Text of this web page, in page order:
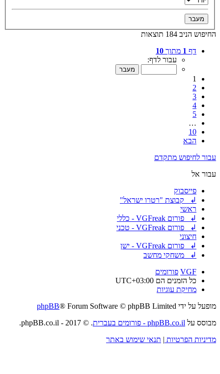
החיפוש הניב 184 תוצאות
דף 1 מתוך 10
עבור לדף:
1
2
3
4
5
…
10
הבא
עבור לחיפוש מתקדם
עבור אל
פייסבוק
↲ קבוצת "רטרו ישראל"
ראשי
↲ פורום VGFreak - כללי
↲ פורום VGFreak - טכני
חיצוני
↲ פורום VGFreak - ישן
↲ משחקי מחשב
VGF פורומים
כל הזמנים הם UTC+03:00
מחיקת עוגיות
מופעל על ידי
phpBB® Forum Software © phpBB Limited
מבוסס על phpBB.co.il - פורומים בעברית
. © 2017 - phpBB.co.il.
מדיניות הפרטיות | תנאי שימוש באתר